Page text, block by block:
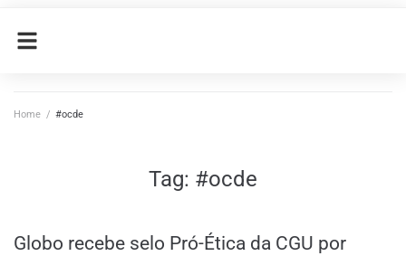
Home / #ocde
Tag: #ocde
Globo recebe selo Pró-Ética da CGU por